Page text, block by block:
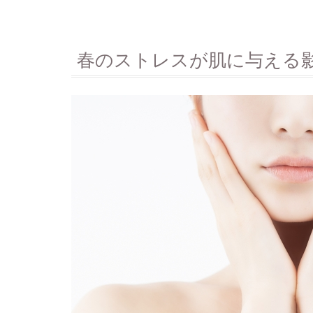
春のストレスが肌に与える